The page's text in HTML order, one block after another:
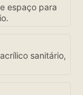
espaço para
sanitário,